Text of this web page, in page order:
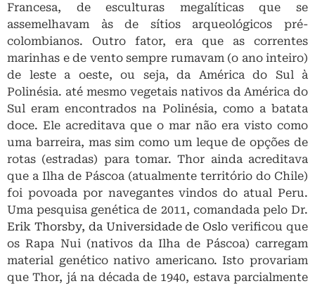
Francesa, de esculturas megalíticas que se
assemelhavam às de sítios arqueológicos pré-
colombianos. Outro fator, era que as correntes
marinhas e de vento sempre rumavam (o ano inteiro)
de leste a oeste, ou seja, da América do Sul à
Polinésia. até mesmo vegetais nativos da América do
Sul eram encontrados na Polinésia, como a batata
doce. Ele acreditava que o mar não era visto como
uma barreira, mas sim como um leque de opções de
rotas (estradas) para tomar. Thor ainda acreditava
que a Ilha de Páscoa (atualmente território do Chile)
foi povoada por navegantes vindos do atual Peru.
Uma pesquisa genética de 2011, comandada pelo Dr.
Erik Thorsby, da Universidade de Oslo verificou que
os Rapa Nui (nativos da Ilha de Páscoa) carregam
material genético nativo americano. Isto provariam
que Thor, já na década de 1940, estava parcialmente